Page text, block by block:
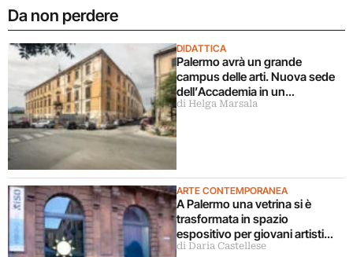
Da non perdere
DIDATTICA
Palermo avrà un grande
campus delle arti. Nuova sede
dell’Accademia in un
complesso monumentale
di Helga Marsala
ARTE CONTEMPORANEA
A Palermo una vetrina si è
trasformata in spazio
espositivo per giovani artisti
siciliani
di Daria Castellese